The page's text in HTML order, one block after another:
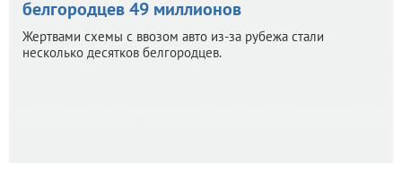
белгородцев 49 миллионов
Жертвами схемы с ввозом авто из-за рубежа стали
несколько десятков белгородцев.